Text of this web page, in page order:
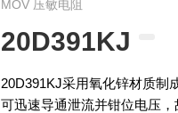
MOV 压敏电阻
20D391KJ
20D391KJ采用氧化锌材质制
可迅速导通泄流并钳位电压